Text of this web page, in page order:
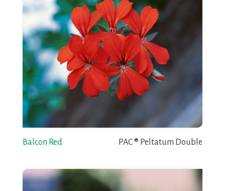
Balcon Red PAC ® Peltatum Double